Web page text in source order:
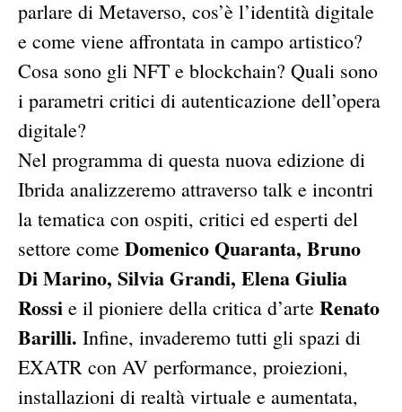
parlare di Metaverso, cos’è l’identità digitale
e come viene affrontata in campo artistico?
Cosa sono gli NFT e blockchain? Quali sono
i parametri critici di autenticazione dell’opera
digitale?
Nel programma di questa nuova edizione di
Ibrida analizzeremo attraverso talk e incontri
la tematica con ospiti, critici ed esperti del
settore come Domenico Quaranta, Bruno
Di Marino, Silvia Grandi, Elena Giulia
Rossi e il pioniere della critica d’arte Renato
Barilli. Infine, invaderemo tutti gli spazi di
EXATR con AV performance, proiezioni,
installazioni di realtà virtuale e aumentata,